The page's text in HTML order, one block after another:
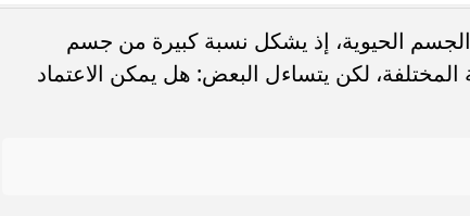
الحيوية، إذ يشكل نسبة كبيرة من جسم
المختلفة، لكن يتساءل البعض: هل يمكن الاعتماد